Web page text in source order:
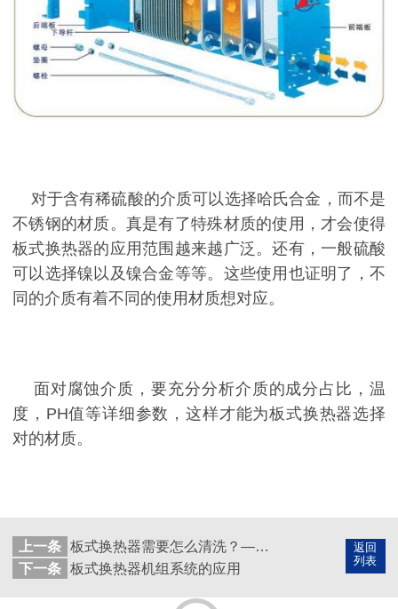
对于含有稀硫酸的介质可以选择哈氏合金，而不是
不锈钢的材质。真是有了特殊材质的使用，才会使得
板式换热器的应用范围越来越广泛。还有，一般硫酸
可以选择镍以及镍合金等等。这些使用也证明了，不
同的介质有着不同的使用材质想对应。
面对腐蚀介质，要充分分析介质的成分占比，温
度，PH值等详细参数，这样才能为板式换热器选择
对的材质。
返回
列表
上一条
板式换热器需要怎么清洗？——青岛瑞普特板式换热器
下一条 板式换热器机组系统的应用